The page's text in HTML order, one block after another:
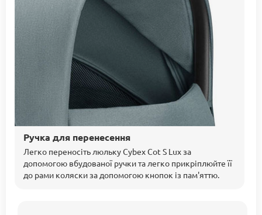
Ручка для перенесення
Легко переносіть люльку Cybex Cot S Lux за
допомогою вбудованої ручки та легко прикріплюйте її
до рами коляски за допомогою кнопок із пам'яттю.